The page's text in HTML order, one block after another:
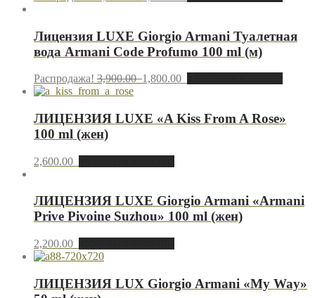
Лицензия LUXE Giorgio Armani Туалетная
вода Armani Code Profumo 100 ml (м)
Распродажа! 3,900.001,800.00
ЛИЦЕНЗИЯ LUXE «A Kiss From A Rose»
100 ml (жен)
2,600.00
ЛИЦЕНЗИЯ LUXE Giorgio Armani «Armani
Prive Pivoine Suzhou» 100 ml (жен)
2,200.00
ЛИЦЕНЗИЯ LUX Giorgio Armani «My Way»